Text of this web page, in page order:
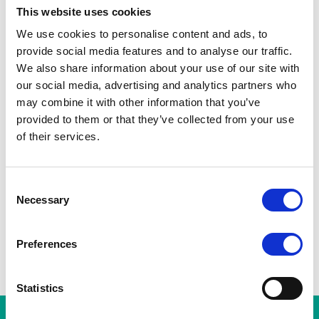
This website uses cookies
We use cookies to personalise content and ads, to
provide social media features and to analyse our traffic.
We also share information about your use of our site with
our social media, advertising and analytics partners who
may combine it with other information that you’ve
provided to them or that they’ve collected from your use
of their services.
Selection
Necessary
Preferences
Statistics
d’urbanisme modificatif (
04/PFD/582158 ) concernant le Palais du Midi.
Le projet prévoit la déconstruction de l’intérieur
du bâtiment, la reconstruction de commerces et
d’équipements scolaires, sportifs et culturels,
l’aménagement de deux espaces publics dans les
cours extérieures ainsi que la rénovation des
façades existantes.
Bruxelles et de l’administration régionale
Les travaux soumis à ce permis sont prévus à partir